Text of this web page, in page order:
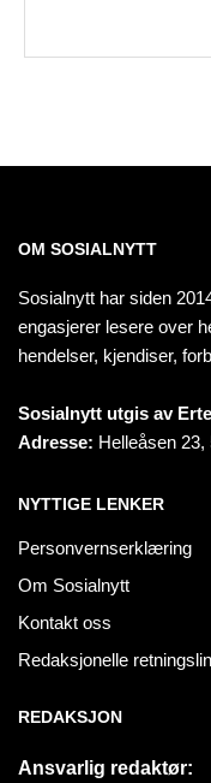
OM SOSIALNYTT
Sosialnytt har siden
engasjerer lesere over
hendelser, kjendiser,
Sosialnytt utgis av
Adresse: Helleåsen
NYTTIGE LENKER
Personvernserklæring
Om Sosialnytt
Kontakt oss
Redaksjonelle
REDAKSJON
Ansvarlig redaktør: